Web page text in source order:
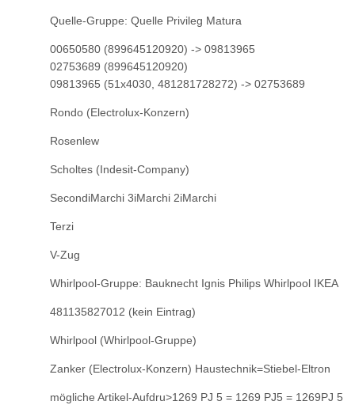
Quelle-Gruppe: Quelle Privileg Matura
00650580 (899645120920) -> 09813965
02753689 (899645120920)
09813965 (51x4030, 481281728272) -> 02753689
Rondo (Electrolux-Konzern)
Rosenlew
Scholtes (Indesit-Company)
SecondiMarchi 3iMarchi 2iMarchi
Terzi
V-Zug
Whirlpool-Gruppe: Bauknecht Ignis Philips Whirlpool IKEA
481135827012 (kein Eintrag)
Whirlpool (Whirlpool-Gruppe)
Zanker (Electrolux-Konzern) Haustechnik=Stiebel-Eltron
mögliche Artikel-Aufdru>1269 PJ 5 = 1269 PJ5 = 1269PJ 5